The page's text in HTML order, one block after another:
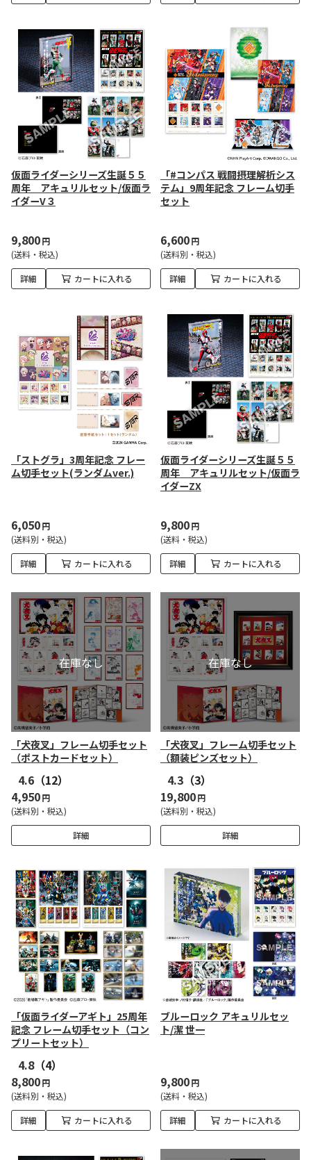
仮面ライダーシリーズ生誕５５
周年 アキュリルセット/仮面ラ
イダーV３
9,800円
(送料・税込)
詳細 カートに入れる
「#コンパス 戦闘摂理解析シス
テム」9周年記念 フレーム切手
セット
6,600円
(送料別・税込)
詳細 カートに入れる
「ストグラ」3周年記念 フレー
ム切手セット(ランダムver.)
6,050円
(送料別・税込)
詳細 カートに入れる
仮面ライダーシリーズ生誕５５
周年 アキュリルセット/仮面ラ
イダーZX
9,800円
(送料・税込)
詳細 カートに入れる
「犬夜叉」フレーム切手セット
（ポストカードセット）
4.6 （12）
4,950円
(送料別・税込)
詳細
「犬夜叉」フレーム切手セット
（額装ピンズセット）
4.3 （3）
19,800円
(送料別・税込)
詳細
「仮面ライダーアギト」25周年
記念 フレーム切手セット（コン
プリートセット）
4.8（4）
8,800円
(送料別・税込)
詳細 カートに入れる
ブルーロック アキュリルセッ
ト/潔 世一
9,800円
(送料・税込)
詳細 カートに入れる